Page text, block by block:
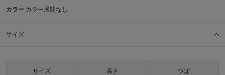
カラー カラー展開なし
サイズ
サイズ 高さ つば